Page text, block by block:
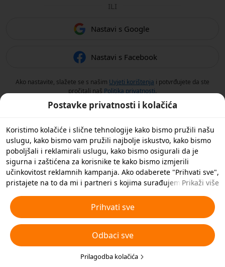
ILI
Nastavi s Google
Nastavi s Facebook
Ako nastavite, slažete se s našim Uvjeti korištenja i potvrđujete da ste
pročitali naš Politika privatnosti.
Postavke privatnosti i kolačića
Koristimo kolačiće i slične tehnologije kako bismo pružili našu
uslugu, kako bismo vam pružili najbolje iskustvo, kako bismo
poboljšali i reklamirali uslugu, kako bismo osigurali da je
sigurna i zaštićena za korisnike te kako bismo izmjerili
učinkovitost reklamnih kampanja. Ako odaberete "Prihvati sve",
pristajete na to da mi i partneri s kojima surađujemo
oglašavanja. Također možete 'Odbiti sve' nebitne kolačiće ili
odabrati koje vrste kolačića želite prihvatiti ili onemogućiti
klikom na 'Prilagodi kolačiće' ispod ili u bilo kojem trenutku u
svojim postavkama privatnosti. Za više pojedinosti pogledajte
našaPravila o kolačićima i sličnim tehnologijama.
Prikaži više
Prihvati sve
Odbaci sve
Prilagodba kolačića